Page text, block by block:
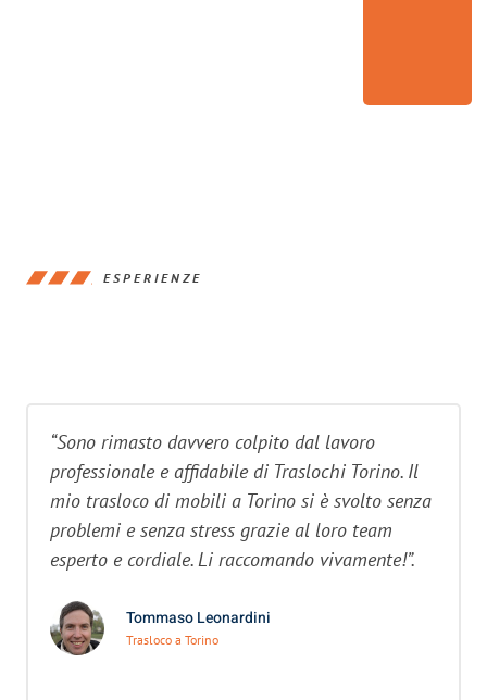
ESPERIENZE
“Sono rimasto davvero colpito dal lavoro
professionale e affidabile di Traslochi Torino. Il
mio trasloco di mobili a Torino si è svolto senza
problemi e senza stress grazie al loro team
esperto e cordiale. Li raccomando vivamente!”.
Tommaso Leonardini
Trasloco a Torino